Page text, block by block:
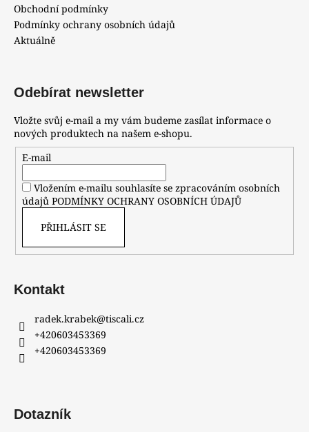
Obchodní podmínky
Podmínky ochrany osobních údajů
Aktuálně
Odebírat newsletter
Vložte svůj e-mail a my vám budeme zasílat informace o
nových produktech na našem e-shopu.
E-mail
Vložením e-mailu souhlasíte se zpracováním osobních
údajů PODMÍNKY OCHRANY OSOBNÍCH ÚDAJŮ
PŘIHLÁSIT SE
Kontakt
radek.krabek@tiscali.cz
+420603453369
+420603453369
Dotazník